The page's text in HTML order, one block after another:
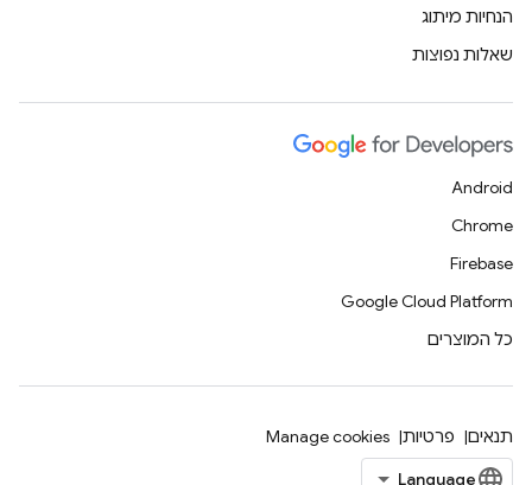
הנחיות מיתוג
שאלות נפוצות
Android
Chrome
Firebase
Google Cloud Platform
כל המוצרים
תנאים פרטיות Manage cookies